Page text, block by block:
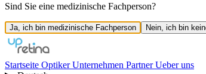
Sind Sie eine medizinische Fachperson?
Ja, ich bin medizinische Fachperson Nein, ich bin
Startseite OptikerUnternehmen PartnerUeber uns